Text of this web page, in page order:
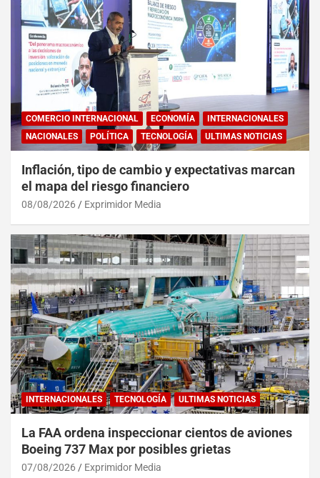
COMERCIO INTERNACIONAL ECONOMÍA
INTERNACIONALES
NACIONALES
POLÍTICA TECNOLOGÍA ULTIMAS NOTICIAS
Inflación, tipo de cambio y expectativas marcan
el mapa del riesgo financiero
08/08/2026 Exprimidor Media
INTERNACIONALES TECNOLOGÍA ULTIMAS NOTICIAS
La FAA ordena inspeccionar cientos de aviones
Boeing 737 Max por posibles grietas
07/08/2026 Exprimidor Media